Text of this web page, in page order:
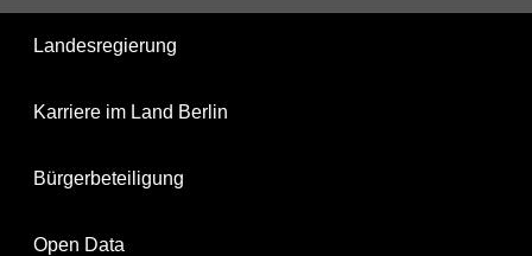
Landesregierung
Karriere im Land Berlin
Bürgerbeteiligung
Open Data